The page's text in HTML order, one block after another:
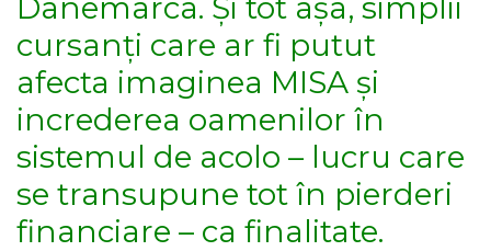
Danemarca. Și tot așa, simplii
cursanți care ar fi putut
afecta imaginea MISA și
increderea oamenilor în
sistemul de acolo – lucru care
se transupune tot în pierderi
financiare – ca finalitate.